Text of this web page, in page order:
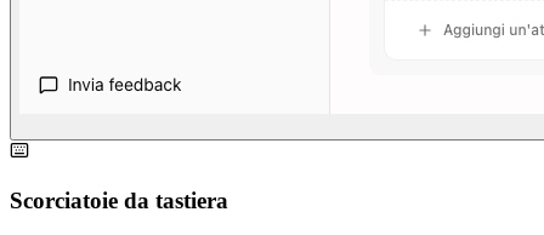
Scorciatoie da tastiera